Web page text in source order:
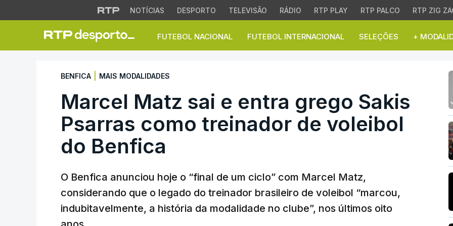
NOTÍCIAS DESPORTO TELEVISÃO RÁDIO RTP PLAY RTP PALCO RTP ZIG
FUTEBOL NACIONAL FUTEBOL INTERNACIONAL SELEÇÕES +
Marcel Matz sai e entra grego Sakis
BENFICA MAIS MODALIDADES
Marcel Matz sai e entra grego Sakis
Psarras como treinador de voleibol
do Benfica
O Benfica anunciou hoje o “final de um ciclo” com Marcel Matz,
considerando que o legado do treinador brasileiro de voleibol “marcou,
indubitavelmente, a história da modalidade no clube”, nos últimos oito